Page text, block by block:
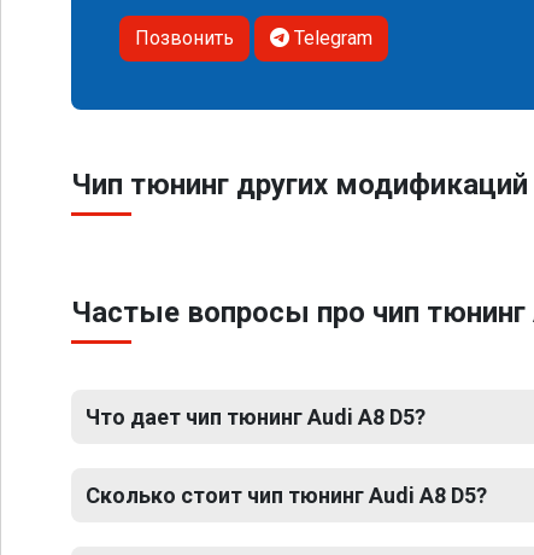
Позвонить Telegram
Чип тюнинг других модификаций
Частые вопросы про чип тюнинг
Что дает чип тюнинг Audi A8 D5?
Сколько стоит чип тюнинг Audi A8 D5?